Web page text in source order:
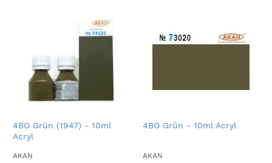
4BO Grün (1947) - 10ml
Acryl
AKAN
4BO Grün - 10ml Acryl
AKAN